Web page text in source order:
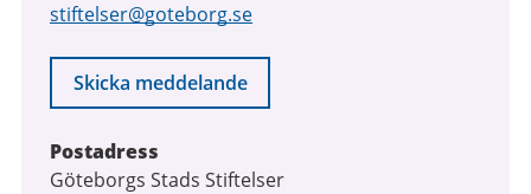
stiftelser@goteborg.se
Skicka meddelande
Postadress
Göteborgs Stads Stiftelser